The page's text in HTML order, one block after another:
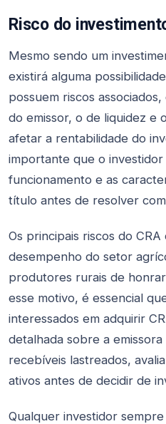
Risco do
Mesmo sendo um
existirá alguma
possuem riscos
do emissor, o de liquidez e
afetar a rentabilidade do
importante que o
funcionamento e as
título antes de resolver
Os principais riscos do
desempenho do setor
produtores rurais de
esse motivo, é essencial
interessados em adquirir
detalhada sobre a
recebíveis lastreados,
ativos antes de decidir de
Qualquer investidor